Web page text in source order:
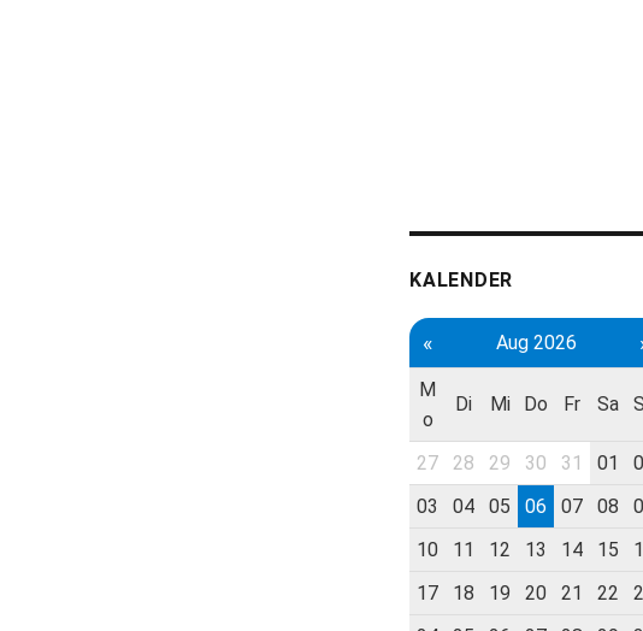
KALENDER
« Aug 2026
M
o
Di Mi Do Fr Sa
27 28 29 30 31 01
03
04 05 06 07 08
10
11 12 13 14 15
17
18 19 20 21 22